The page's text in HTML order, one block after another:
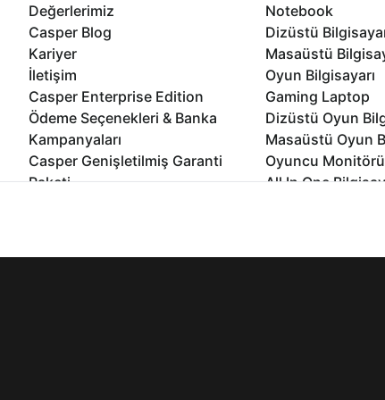
Değerlerimiz
Casper Blog
Kariyer
İletişim
Casper Enterprise Edition
Ödeme Seçenekleri & Banka
Kampanyaları
Casper Genişletilmiş Garanti
Paketi
Notebook
Dizüstü
Masaüstü
Oyun Bilgisayarı
Gaming Laptop
Dizüstü Oyun
Masaüstü Oyun
Oyuncu Monitörü
All In One